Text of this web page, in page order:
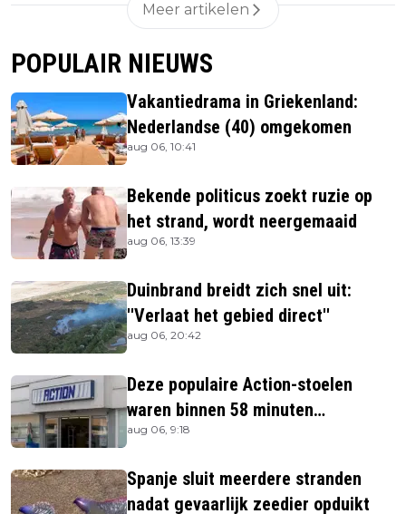
Meer artikelen
POPULAIR NIEUWS
Vakantiedrama in Griekenland:
Nederlandse (40) omgekomen
aug 06, 10:41
Bekende politicus zoekt ruzie op
het strand, wordt neergemaaid
aug 06, 13:39
Duinbrand breidt zich snel uit:
''Verlaat het gebied direct''
aug 06, 20:42
Deze populaire Action-stoelen
waren binnen 58 minuten
uitverkocht zijn vandaag weer te
aug 06, 9:18
Spanje sluit meerdere stranden
nadat gevaarlijk zeedier opduikt